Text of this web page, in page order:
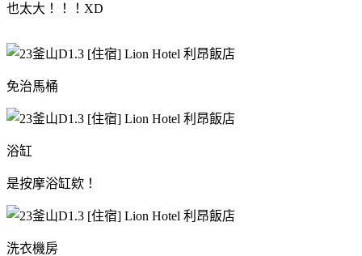
也太大！！！XD
免治馬桶
浴缸
是按摩浴缸欸！
洗衣機房